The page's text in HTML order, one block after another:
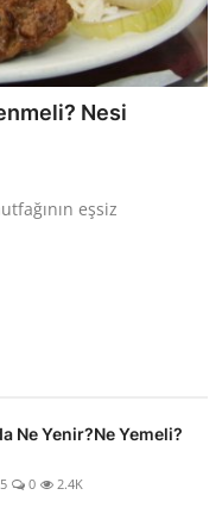
Nesi
eşsiz
Ne Yenir?Ne Yemeli?
0 2.4K